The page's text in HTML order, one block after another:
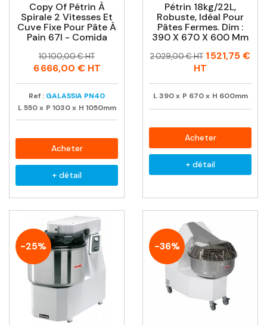
Copy Of Pétrin À
Spirale 2 Vitesses Et
Cuve Fixe Pour Pâte À
Pain 67l - Comida
Prix
Prix
habituel
10 100,00 € HT
6 666,00 €HT
Ref : GALASSIA PN40
L 550 x P 1030 x H 1050mm
Acheter
+ détail
Pétrin 18kg/22L,
Robuste, Idéal Pour
Pâtes Fermes. Dim :
390 X 670 X 600 Mm
Prix
Prix
2 029,00 € HT 1 521,75 €
HT
L 390 x P 670 x H 600mm
Acheter
+ détail
-25% -36%